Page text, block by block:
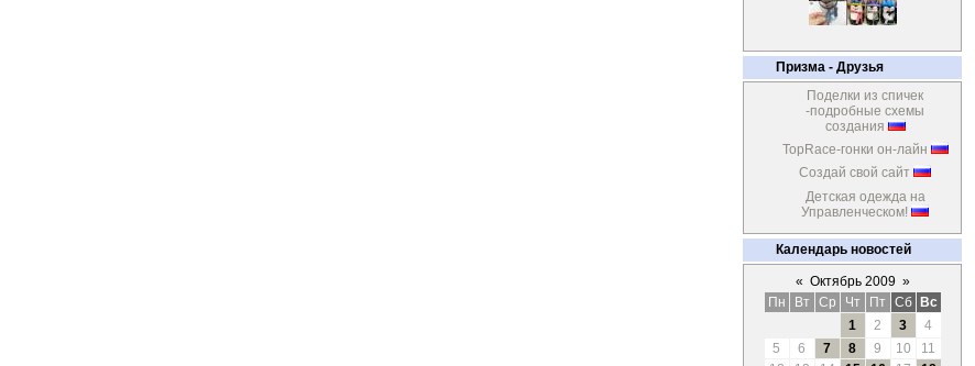
Призма - Друзья
Поделки из спичек
-подробные схемы
создания
TopRace-гонки он-лайн
Создай свой сайт
Детская одежда на
Управленческом!
Календарь новостей
« Октябрь 2009 »
Пн
Вт Ср Чт Пт Сб
Вс
1
2 3
4
5
6 7 8 9 10
11